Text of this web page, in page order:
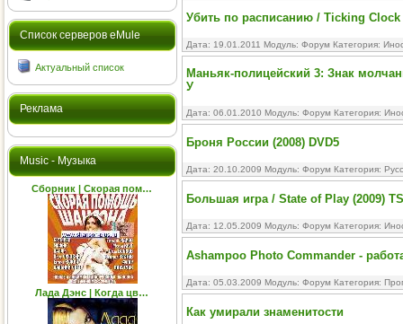
Cписок серверов eMule
Актуальный список
Реклама
Music - Музыка
Сборник | Скорая пом…
Лада Дэнс | Когда цв…
Убить по расписанию / Ticking Clock
Дата: 19.01.2011 Модуль: Форум Категория:
Маньяк-полицейский 3: Знак
У
Дата: 06.01.2010 Модуль: Форум Категория:
Броня России (2008) DVD5
Дата: 20.10.2009 Модуль: Форум Категория:
Большая игра / State of Play (2009) TS
Дата: 12.05.2009 Модуль: Форум Категория:
Ashampoo Photo Commander -
Дата: 05.03.2009 Модуль: Форум Категория:
Как умирали знаменитости